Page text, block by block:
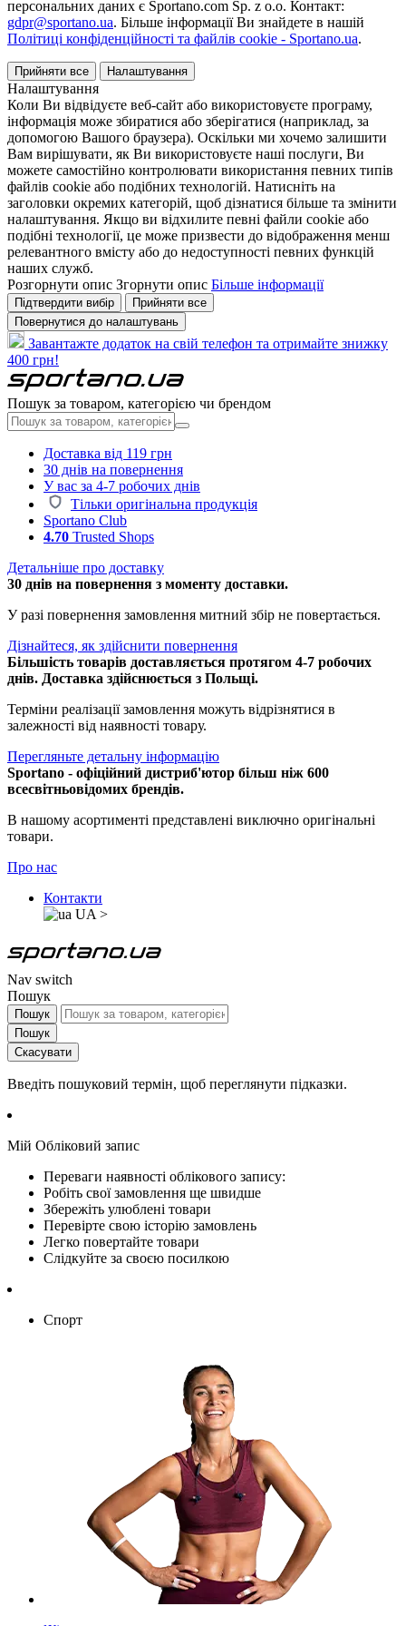
персональних даних є Sportano.com Sp. z o.o. Контакт:
gdpr@sportano.ua. Більше інформації Ви знайдете в нашій
Політиці конфіденційності та файлів cookie - Sportano.ua.
Прийняти все Налаштування
Налаштування
Коли Ви відвідуєте веб-сайт або використовуєте програму,
інформація може збиратися або зберігатися (наприклад, за
допомогою Вашого браузера). Оскільки ми хочемо залишити
Вам вирішувати, як Ви використовуєте наші послуги, Ви
можете самостійно контролювати використання певних типів
файлів cookie або подібних технологій. Натисніть на
заголовки окремих категорій, щоб дізнатися більше та змінити
налаштування. Якщо ви відхилите певні файли cookie або
подібні технології, це може призвести до відображення менш
релевантного вмісту або до недоступності певних функцій
наших служб.
Розгорнути опис Згорнути опис Більше інформації
Підтвердити вибір
Прийняти все
Повернутися до налаштувань
Завантажте додаток на свій телефон та отримайте знижку
400 грн!
Пошук за товаром, категорією чи брендом
Доставка від 119 грн
30 днів на повернення
У вас за 4-7 робочих днів
Тільки оригінальна продукція
Sportano Club
4.70 Trusted Shops
Детальніше про доставку
30 днів на повернення з моменту доставки.
У разі повернення замовлення митний збір не повертається.
Дізнайтеся, як здійснити повернення
Більшість товарів доставляється протягом 4-7 робочих
днів. Доставка здійснюється з Польщі.
Терміни реалізації замовлення можуть відрізнятися в
залежності від наявності товару.
Перегляньте детальну інформацію
Sportano - офіційний дистриб'ютор більш ніж 600
всесвітньовідомих брендів.
В нашому асортименті представлені виключно оригінальні
товари.
Про нас
Контакти
UA >
Nav switch
Пошук
Пошук
Пошук
Скасувати
Введіть пошуковий термін, щоб переглянути підказки.
Мій Обліковий запис
Переваги наявності облікового запису:
Робіть свої замовлення ще швидше
Збережіть улюблені товари
Перевірте свою історію замовлень
Легко повертайте товари
Слідкуйте за своєю посилкою
Спорт